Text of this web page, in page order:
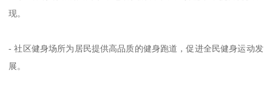
现。
- 社区健身场所为居民提供高品质的健身跑道，促进全民健身运动发
展。